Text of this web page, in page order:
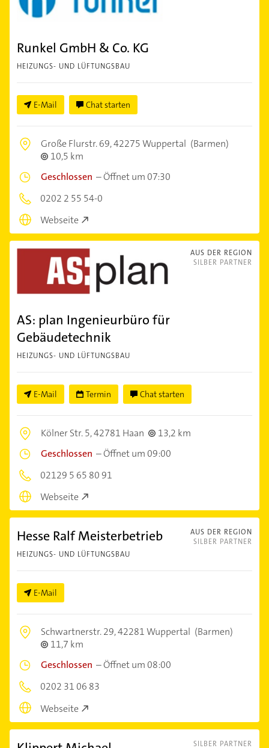
Runkel GmbH & Co. KG
HEIZUNGS- UND LÜFTUNGSBAU
E-Mail Chat starten
Große Flurstr. 69,42275 Wuppertal (Barmen)
10,5 km
Geschlossen –Öffnet um 07:30
0202 2 55 54-0
Webseite
AUS DER REGION
SILBER PARTNER
AS: plan Ingenieurbüro für
Gebäudetechnik
HEIZUNGS- UND LÜFTUNGSBAU
E-Mail Termin Chat starten
Kölner Str. 5,42781 Haan
13,2 km
Geschlossen –Öffnet um 09:00
02129 5 65 80 91
Webseite
AUS DER REGION
SILBER PARTNER
Hesse Ralf Meisterbetrieb
HEIZUNGS- UND LÜFTUNGSBAU
E-Mail
Schwartnerstr. 29,42281 Wuppertal (Barmen)
11,7 km
Geschlossen –Öffnet um 08:00
0202 31 06 83
Webseite
SILBER PARTNER